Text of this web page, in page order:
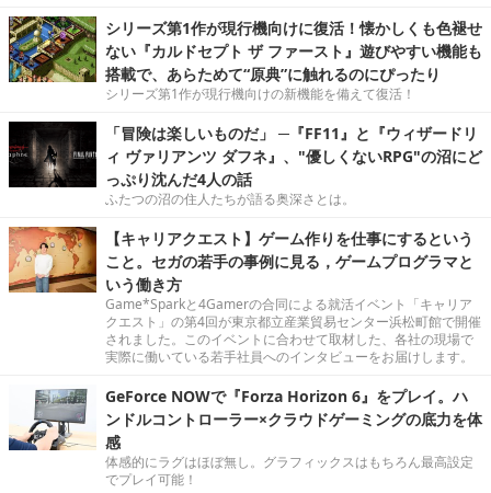
シリーズ第1作が現行機向けに復活！懐かしくも色褪せ
ない『カルドセプト ザ ファースト』遊びやすい機能も
搭載で、あらためて“原典”に触れるのにぴったり
シリーズ第1作が現行機向けの新機能を備えて復活！
「冒険は楽しいものだ」 ─『FF11』と『ウィザードリ
ィ ヴァリアンツ ダフネ』、"優しくないRPG"の沼にど
っぷり沈んだ4人の話
ふたつの沼の住人たちが語る奥深さとは。
【キャリアクエスト】ゲーム作りを仕事にするという
こと。セガの若手の事例に見る，ゲームプログラマと
いう働き方
Game*Sparkと4Gamerの合同による就活イベント「キャリア
クエスト」の第4回が東京都立産業貿易センター浜松町館で開催
されました。このイベントに合わせて取材した、各社の現場で
実際に働いている若手社員へのインタビューをお届けします。
GeForce NOWで『Forza Horizon 6』をプレイ。ハ
ンドルコントローラー×クラウドゲーミングの底力を体
感
体感的にラグはほぼ無し。グラフィックスはもちろん最高設定
でプレイ可能！